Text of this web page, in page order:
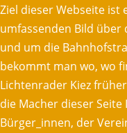
Ziel dieser Webseite ist
umfassenden Bild
und um die
bekommt man wo, wo
Lichtenrader Kiez
die Macher dieser
Bürger_innen, der